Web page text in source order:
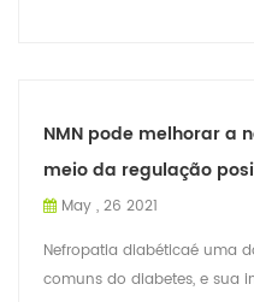
NMN pode melhorar a
meio da regulação
May , 26 2021
Nefropatia diabéticaé uma
comuns do diabetes, e sua